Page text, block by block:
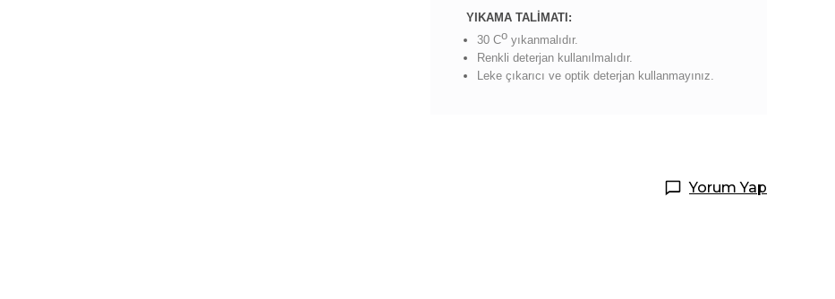
YIKAMA TALİMATI:
30 Co yıkanmalıdır.
Renkli deterjan kullanılmalıdır.
Leke çıkarıcı ve optik deterjan kullanmayınız.
Yorum Yap